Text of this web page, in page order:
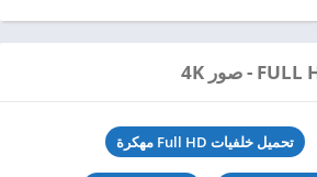
تحميل خلفيات Full HD مهكرة